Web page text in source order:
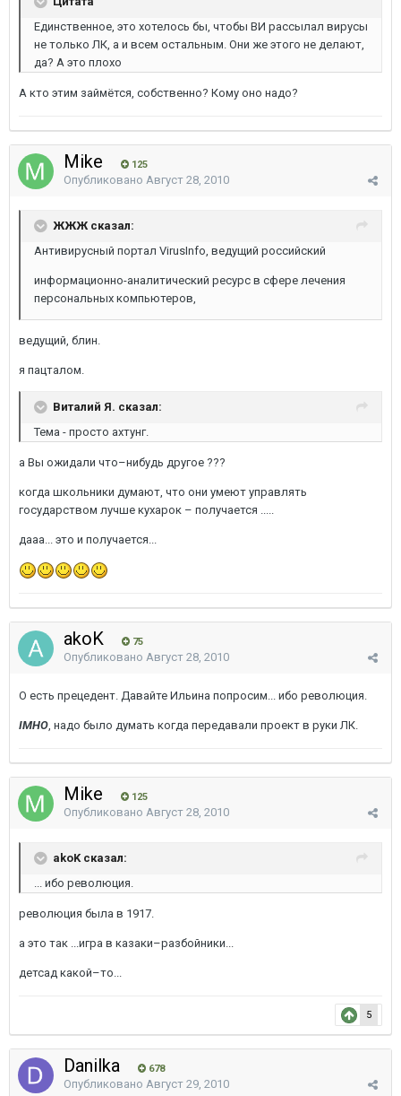
Единственное, это хотелось бы, чтобы ВИ рассылал вирусы
не только ЛК, а и всем остальным. Они же этого не делают,
да? А это плохо
А кто этим займётся, собственно? Кому оно надо?
Mike 125
Опубликовано Август 28, 2010
ЖЖЖ сказал:
Антивирусный портал VirusInfo, ведущий российский
информационно-аналитический ресурс в сфере лечения
персональных компьютеров,
ведущий, блин.
я пацталом.
Виталий Я. сказал:
Тема - просто ахтунг.
а Вы ожидали что–нибудь другое ???
когда школьники думают, что они умеют управлять
государством лучше кухарок – получается .....
дааа... это и получается...
akoK 75
Опубликовано Август 28, 2010
О есть прецедент. Давайте Ильина попросим... ибо революция.
IMHO, надо было думать когда передавали проект в руки ЛК.
Mike 125
Опубликовано Август 28, 2010
akoK сказал:
... ибо революция.
революция была в 1917.
а это так ...игра в казаки–разбойники...
детсад какой–то...
5
Danilka 678
Опубликовано Август 29, 2010